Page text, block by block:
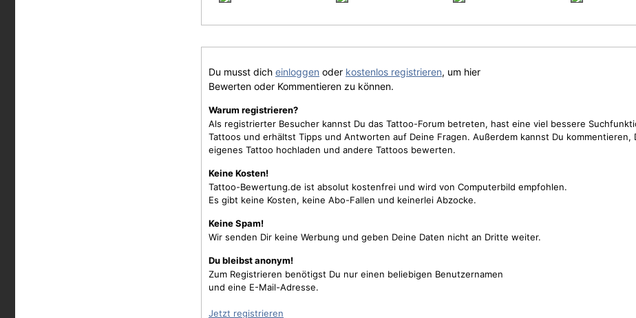
Du musst dich einloggen oder kostenlos registrieren, um hier
Bewerten oder Kommentieren zu können.
Warum registrieren?
Als registrierter Besucher kannst Du das Tattoo-Forum betreten, hast eine viel bessere
Tattoos und erhältst Tipps und Antworten auf Deine Fragen. Außerdem kannst Du kommentieren,
eigenes Tattoo hochladen und andere Tattoos bewerten.
Keine Kosten!
Tattoo-Bewertung.de ist absolut kostenfrei und wird von Computerbild empfohlen.
Es gibt keine Kosten, keine Abo-Fallen und keinerlei Abzocke.
Keine Spam!
Wir senden Dir keine Werbung und geben Deine Daten nicht an Dritte weiter.
Du bleibst anonym!
Zum Registrieren benötigst Du nur einen beliebigen Benutzernamen
und eine E-Mail-Adresse.
Jetzt registrieren